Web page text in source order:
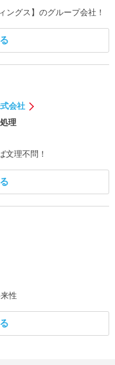
ングス】のグループ会社！
会社
理
文理不問！
性